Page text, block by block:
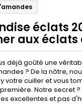
éclats
aux éclats
déjà goûté une
? De la nôtre,
votre cuiller et vous
Notre secret
excellentes et pas